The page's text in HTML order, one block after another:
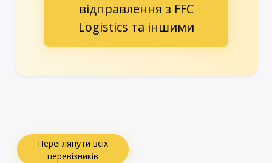
відправлення з FFC
Logistics та іншими
Переглянути всіх
перевізників